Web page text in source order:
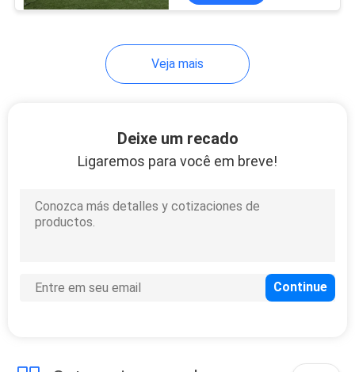
Piscinas de água
de água
Veja mais
Deixe um recado
Ligaremos para você em breve!